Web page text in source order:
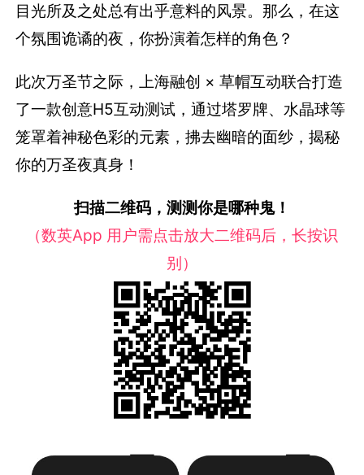
目光所及之处总有出乎意料的风景。那么，在这
个氛围诡谲的夜，你扮演着怎样的角色？
此次万圣节之际，上海融创 × 草帽互动联合打造
了一款创意H5互动测试，通过塔罗牌、水晶球等
笼罩着神秘色彩的元素，拂去幽暗的面纱，揭秘
你的万圣夜真身！
扫描二维码，测测你是哪种鬼！
（数英App 用户需点击放大二维码后，长按识
别）